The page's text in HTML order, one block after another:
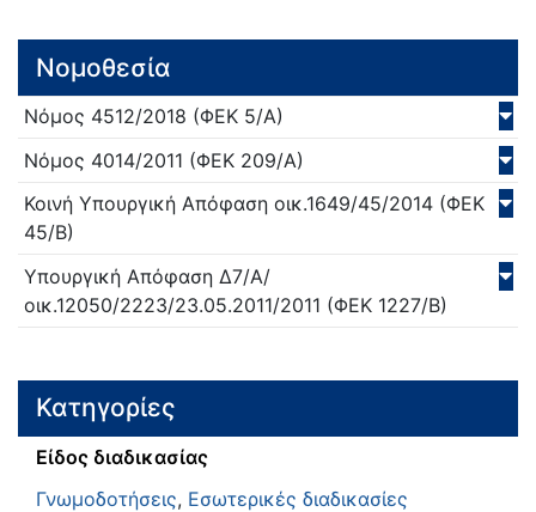
Νομοθεσία
Νόμος 4512/2018 (ΦΕΚ 5/Α)
Νόμος 4014/2011 (ΦΕΚ 209/Α)
Κοινή Υπουργική Απόφαση οικ.1649/45/2014 (ΦΕΚ
45/Β)
Υπουργική Απόφαση Δ7/Α/
οικ.12050/2223/23.05.2011/2011 (ΦΕΚ 1227/Β)
Κατηγορίες
Είδος διαδικασίας
Γνωμοδοτήσεις, Εσωτερικές διαδικασίες